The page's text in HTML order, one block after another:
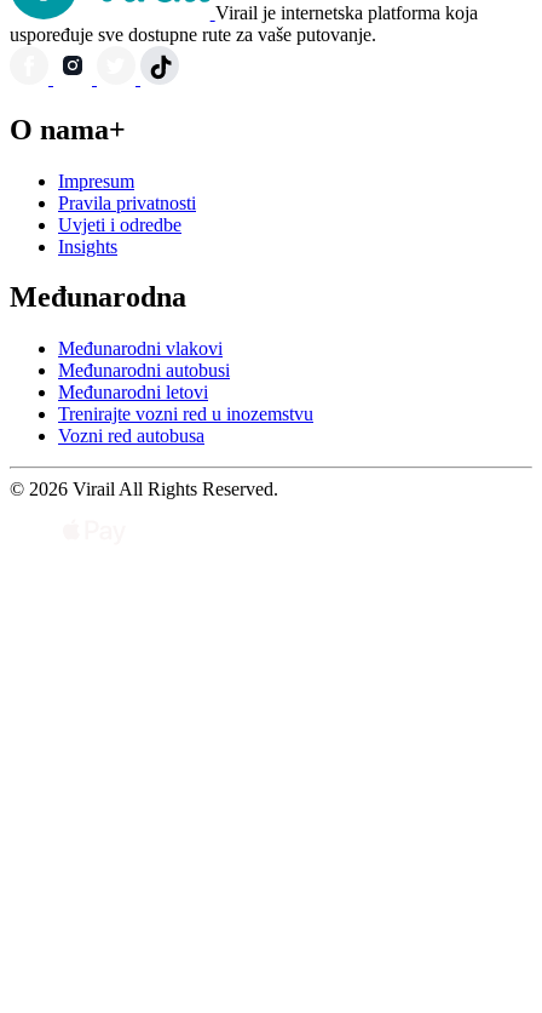
Virail je internetska platforma koja
uspoređuje sve dostupne rute za vaše putovanje.
O nama+
Impresum
Pravila privatnosti
Uvjeti i odredbe
Insights
Međunarodna
Međunarodni vlakovi
Međunarodni autobusi
Međunarodni letovi
Trenirajte vozni red u inozemstvu
Vozni red autobusa
© 2026 Virail All Rights Reserved.